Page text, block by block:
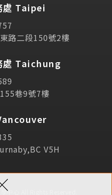
表單
諮詢
處 Taipei
路二段150號2樓
處 Taichung
巷9號7樓
V5H
中心 All Rights Reserved.